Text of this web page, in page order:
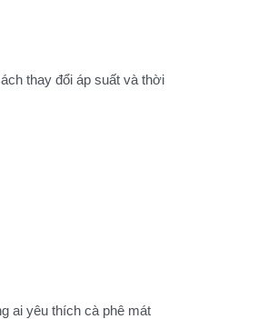
thay đổi áp suất và thời
ai yêu thích cà phê mát